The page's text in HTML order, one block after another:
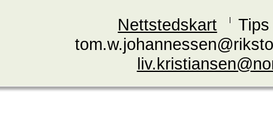
Nettstedskart